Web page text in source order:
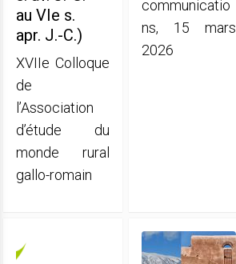
au VIe s.
apr. J.-C.)
XVIIe Colloque
de
l’Association
d’étude du
monde rural
gallo-romain
communicatio
ns, 15 mars
2026